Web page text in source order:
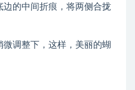
的中间折痕，将两侧合拢
调整下，这样，美丽的蝴